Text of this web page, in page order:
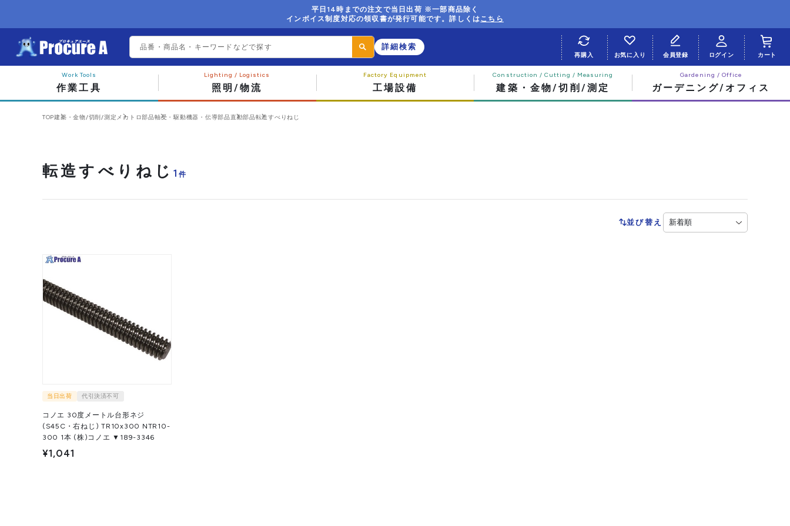
平日14時までの注文で当日出荷 ※一部商品除く
インボイス制度対応の領収書が発行可能です。詳しくはこちら
詳細検索
作業工具 照明/物流 工場設備 建築・金物/切削/測定 ガーデニング/オフィス
再購入 お気に入り 会員登録 ログイン カート
TOP建築・金物/切削/測定メカトロ部品軸受・駆動機器・伝導部品直動部品転造すべりねじ
転造すべりねじ1 件
並び替え
当日出荷 代引決済不可
コノエ 30度メートル台形ネジ
(S45C・右ねじ) TR10x300 NTR10-
300 1本 (株)コノエ ▼189-3346
¥1,041